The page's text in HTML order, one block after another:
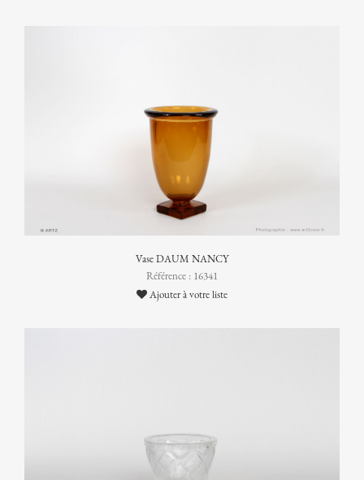
Vase DAUM NANCY
Référence : 16341
Ajouter à votre liste